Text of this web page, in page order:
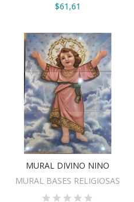
$61,61
VER OPCIONES
MURAL DIVINO NINO
MURAL BASES RELIGIOSAS